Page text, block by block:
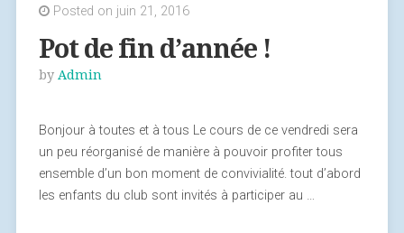
Posted on juin 21, 2016
Pot de fin d’année !
by Admin
Bonjour à toutes et à tous Le cours de ce vendredi sera
un peu réorganisé de manière à pouvoir profiter tous
ensemble d’un bon moment de convivialité. tout d’abord
les enfants du club sont invités à participer au …